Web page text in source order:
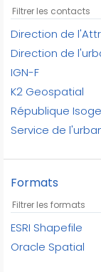
châteaux
constructions
constructions
domaine public
découpage
développement
ign
moulins à vent
national
plan d'urbanisme
presse
Direction de
Direction de
IGN-F
K2 Geospatial
République
Service de
Formats
ESRI Shapefile
Oracle Spatial